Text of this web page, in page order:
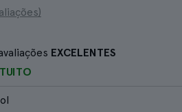
EXCELENTES